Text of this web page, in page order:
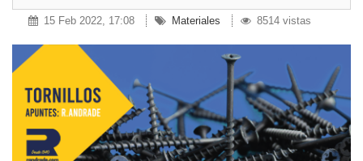
15 Feb 2022, 17:08 Materiales 8514 vistas